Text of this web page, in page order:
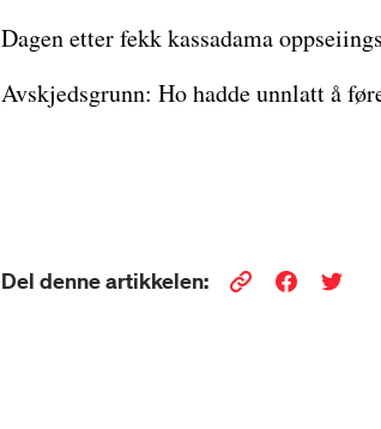
Dagen etter fekk kassadama
Avskjedsgrunn: Ho hadde unnlatt å
Del denne artikkelen: